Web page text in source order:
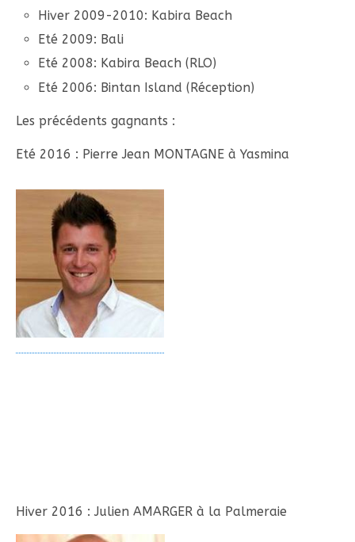
Hiver 2009-2010: Kabira Beach
Eté 2009: Bali
Eté 2008: Kabira Beach (RLO)
Eté 2006: Bintan Island (Réception)
Les précédents gagnants :
Eté 2016 : Pierre Jean MONTAGNE à Yasmina
Hiver 2016 : Julien AMARGER à la Palmeraie